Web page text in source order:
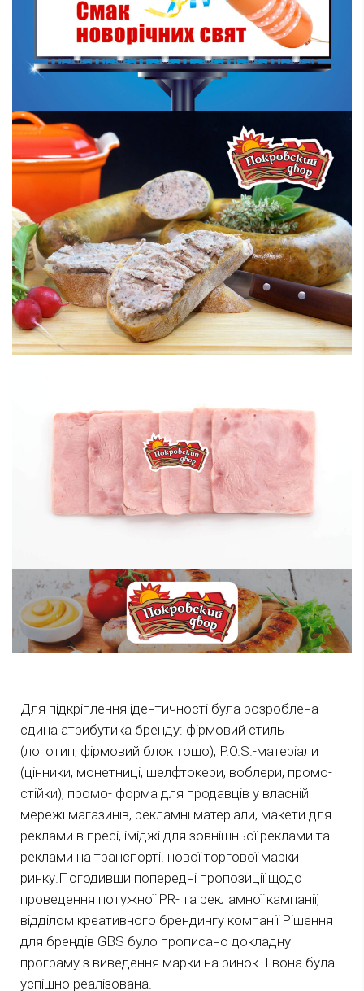
Для підкріплення ідентичності була розроблена
єдина атрибутика бренду: фірмовий стиль
(логотип, фірмовий блок тощо), P.O.S.-матеріали
(цінники, монетниці, шелфтокери, воблери, промо-
стійки), промо- форма для продавців у власній
мережі магазинів, рекламні матеріали, макети для
реклами в пресі, іміджі для зовнішньої реклами та
реклами на транспорті. нової торгової марки
ринку.Погодивши попередні пропозиції щодо
проведення потужної PR- та рекламної кампанії,
відділом креативного брендингу компанії Рішення
для брендів GBS було прописано докладну
програму з виведення марки на ринок. І вона була
успішно реалізована.